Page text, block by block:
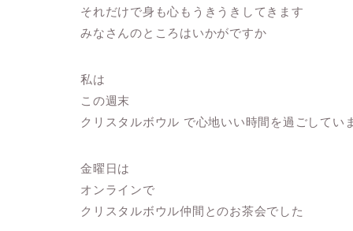
それだけで身も心もうきうきしてきます
みなさんのところはいかがですか
私は
この週末
クリスタルボウル で心地いい時間を過ごしてい
金曜日は
オンラインで
クリスタルボウル仲間とのお茶会でした